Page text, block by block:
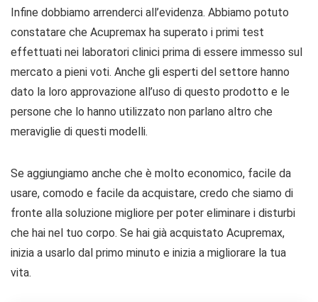
Infine dobbiamo arrenderci all’evidenza. Abbiamo potuto
constatare che Acupremax ha superato i primi test
effettuati nei laboratori clinici prima di essere immesso sul
mercato a pieni voti. Anche gli esperti del settore hanno
dato la loro approvazione all’uso di questo prodotto e le
persone che lo hanno utilizzato non parlano altro che
meraviglie di questi modelli.
Se aggiungiamo anche che è molto economico, facile da
usare, comodo e facile da acquistare, credo che siamo di
fronte alla soluzione migliore per poter eliminare i disturbi
che hai nel tuo corpo. Se hai già acquistato Acupremax,
inizia a usarlo dal primo minuto e inizia a migliorare la tua
vita.